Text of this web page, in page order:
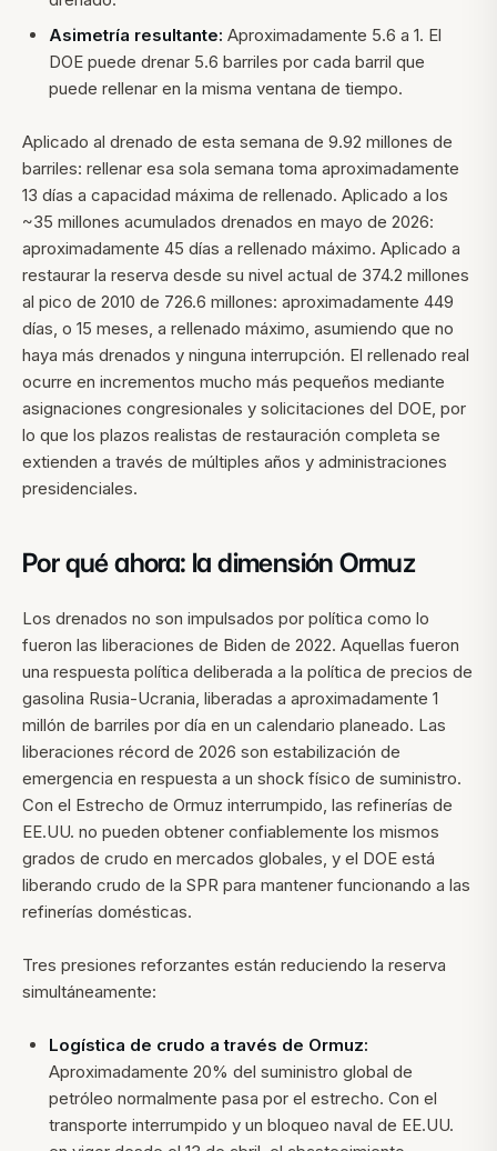
Asimetría resultante: Aproximadamente 5.6 a 1. El
DOE puede drenar 5.6 barriles por cada barril que
puede rellenar en la misma ventana de tiempo.
Aplicado al drenado de esta semana de 9.92 millones de
barriles: rellenar esa sola semana toma aproximadamente
13 días a capacidad máxima de rellenado. Aplicado a los
~35 millones acumulados drenados en mayo de 2026:
aproximadamente 45 días a rellenado máximo. Aplicado a
restaurar la reserva desde su nivel actual de 374.2 millones
al pico de 2010 de 726.6 millones: aproximadamente 449
días, o 15 meses, a rellenado máximo, asumiendo que no
haya más drenados y ninguna interrupción. El rellenado real
ocurre en incrementos mucho más pequeños mediante
asignaciones congresionales y solicitaciones del DOE, por
lo que los plazos realistas de restauración completa se
extienden a través de múltiples años y administraciones
presidenciales.
Por qué ahora: la dimensión Ormuz
Los drenados no son impulsados por política como lo
fueron las liberaciones de Biden de 2022. Aquellas fueron
una respuesta política deliberada a la política de precios de
gasolina Rusia-Ucrania, liberadas a aproximadamente 1
millón de barriles por día en un calendario planeado. Las
liberaciones récord de 2026 son estabilización de
emergencia en respuesta a un shock físico de suministro.
Con el Estrecho de Ormuz interrumpido, las refinerías de
EE.UU. no pueden obtener confiablemente los mismos
grados de crudo en mercados globales, y el DOE está
liberando crudo de la SPR para mantener funcionando a las
refinerías domésticas.
Tres presiones reforzantes están reduciendo la reserva
simultáneamente:
Logística de crudo a través de Ormuz:
Aproximadamente 20% del suministro global de
petróleo normalmente pasa por el estrecho. Con el
transporte interrumpido y un bloqueo naval de EE.UU.